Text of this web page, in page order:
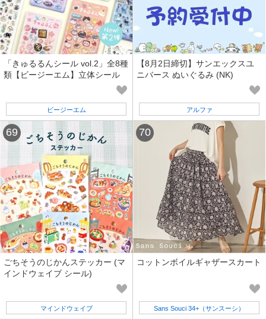
「きゅるるんシール vol.2」全8種
類【ビージーエム】立体シール
ビージーエム
【8月2日締切】サンエックスユ
ニバース ぬいぐるみ (NK)
アルファ
ごちそうのじかんステッカー (マ
インドウェイブ シール)
マインドウェイブ
コットンボイルギャザースカート
Sans Souci 34+（サンスーシ）